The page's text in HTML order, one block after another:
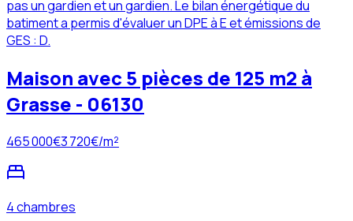
pas un gardien et un gardien. Le bilan énergétique du
batiment a permis d'évaluer un DPE à E et émissions de
GES : D.
Maison avec 5 pièces de 125 m2 à
Grasse - 06130
465 000€3 720€/m²
4 chambres